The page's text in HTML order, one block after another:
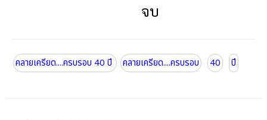
จบ
คลายเครียด....ครบรอบ 40 ปี คลายเครียด....ครบรอบ 40 ปี